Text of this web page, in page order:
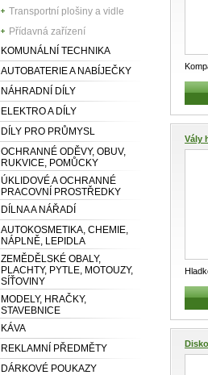
Transportní plošiny a vidle
Přídavná zařízení
KOMUNÁLNÍ TECHNIKA
AUTOBATERIE A NABÍJEČKY
NÁHRADNÍ DÍLY
ELEKTRO A DÍLY
DÍLY PRO PRŮMYSL
OCHRANNÉ ODĚVY, OBUV,
RUKVICE, POMŮCKY
ÚKLIDOVÉ A OCHRANNÉ
PRACOVNÍ PROSTŘEDKY
DÍLNA A NÁŘADÍ
AUTOKOSMETIKA, CHEMIE,
NÁPLNĚ, LEPIDLA
ZEMĚDĚLSKÉ OBALY,
PLACHTY, PYTLE, MOTOUZY,
SÍŤOVINY
MODELY, HRAČKY,
STAVEBNICE
KÁVA
REKLAMNÍ PŘEDMĚTY
DÁRKOVÉ POUKAZY
Vály